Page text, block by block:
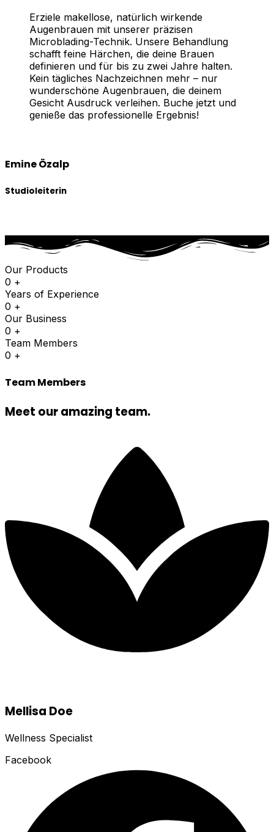
Erziele makellose, natürlich wirkende
Augenbrauen mit unserer präzisen
Microblading-Technik. Unsere Behandlung
schafft feine Härchen, die deine Brauen
definieren und für bis zu zwei Jahre halten.
Kein tägliches Nachzeichnen mehr – nur
wunderschöne Augenbrauen, die deinem
Gesicht Ausdruck verleihen. Buche jetzt und
genieße das professionelle Ergebnis!
Emine Özalp
Studioleiterin
Our Products
0 +
Years of Experience
0 +
Our Business
0 +
Team Members
0 +
Team Members
Meet our amazing team.
Mellisa Doe
Wellness Specialist
Facebook